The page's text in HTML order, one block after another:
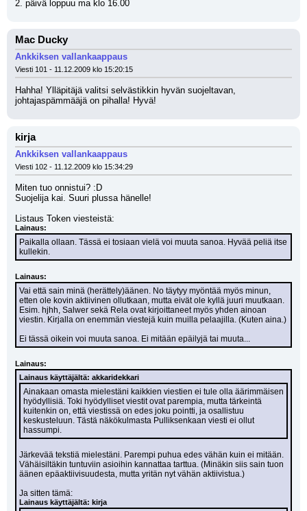
2. päivä loppuu ma klo 16.00
Mac Ducky
Ankkiksen vallankaappaus
Viesti 101 - 11.12.2009 klo 15:20:15
Hahha! Ylläpitäjä valitsi selvästikkin hyvän suojeltavan,
johtajaspämmääjä on pihalla! Hyvä!
kirja
Ankkiksen vallankaappaus
Viesti 102 - 11.12.2009 klo 15:34:29
Miten tuo onnistui? :D
Suojelija kai. Suuri plussa hänelle!
Listaus Token viesteistä:
Lainaus:
Paikalla ollaan. Tässä ei tosiaan vielä voi muuta sanoa. Hyvää peliä itse
kullekin.
Lainaus:
Vai että sain minä (herättely)äänen. No täytyy myöntää myös minun,
etten ole kovin aktiivinen ollutkaan, mutta eivät ole kyllä juuri muutkaan.
Esim. hjhh, Salwer sekä Rela ovat kirjoittaneet myös yhden ainoan
viestin. Kirjalla on enemmän viestejä kuin muilla pelaajilla. (Kuten aina.)
Ei tässä oikein voi muuta sanoa. Ei mitään epäilyjä tai muuta...
Lainaus:
Lainaus käyttäjältä: akkaridekkari
Ainakaan omasta mielestäni kaikkien viestien ei tule olla äärimmäisen
hyödyllisiä. Toki hyödylliset viestit ovat parempia, mutta tärkeintä
kuitenkin on, että viestissä on edes joku pointti, ja osallistuu
keskusteluun. Tästä näkökulmasta Pulliksenkaan viesti ei ollut
hassumpi.
Järkevää tekstiä mielestäni. Parempi puhua edes vähän kuin ei mitään.
Vähäisiltäkin tuntuviin asioihin kannattaa tarttua. (Minäkin siis sain tuon
äänen epäaktiivisuudesta, mutta yritän nyt vähän aktiivistua.)
Ja sitten tämä:
Lainaus käyttäjältä: kirja